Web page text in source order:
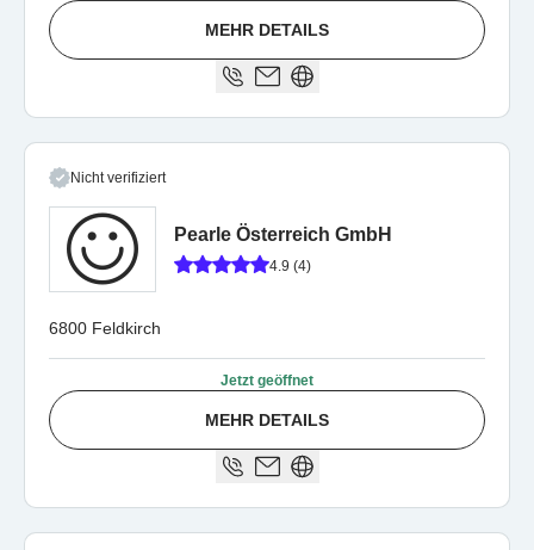
MEHR DETAILS
Nicht verifiziert
Pearle Österreich GmbH
4.9 (4)
6800 Feldkirch
Jetzt geöffnet
MEHR DETAILS